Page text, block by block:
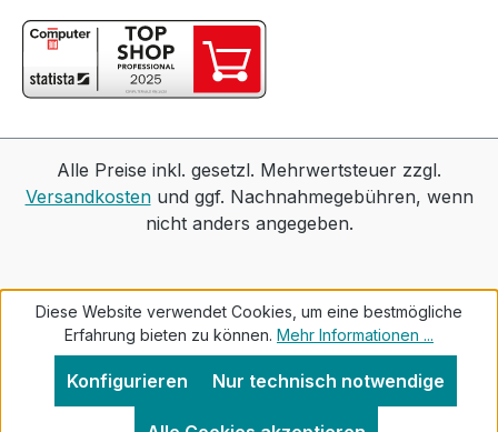
Alle Preise inkl. gesetzl. Mehrwertsteuer zzgl.
Versandkostenund ggf. Nachnahmegebühren, wenn
nicht anders angegeben.
Diese Website verwendet Cookies, um eine bestmögliche
Erfahrung bieten zu können. Mehr Informationen ...
Nur technisch notwendige
Konfigurieren